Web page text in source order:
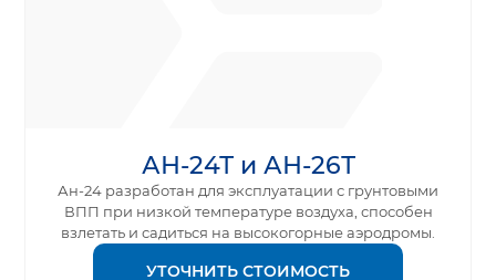
АН-24Т и АН-26Т
Ан-24 разработан для эксплуатации с грунтовыми
ВПП при низкой температуре воздуха, способен
взлетать и садиться на высокогорные аэродромы.
УТОЧНИТЬ СТОИМОСТЬ